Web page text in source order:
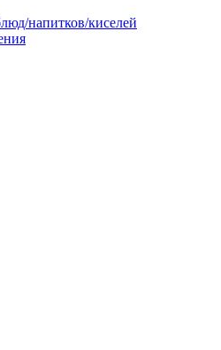
напитков/киселей